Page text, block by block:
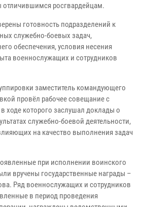
росгвардейцам.
готовность подразделений к
служебно-боевых задач,
обеспечения, условия несения
военнослужащих и сотрудников
заместитель командующего
провёл рабочее совещание с
которого заслушал доклады о
служебно-боевой деятельности,
на качество выполнения задач
при исполнении воинского
вручены государственные награды –
Ряд военнослужащих и сотрудников
в период проведения